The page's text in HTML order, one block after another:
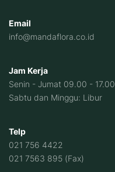
Email
info@mandaflora.co.id
Jam Kerja
Senin - Jumat 09.00 - 17.00
Sabtu dan Minggu: Libur
Telp
021 756 4422
021 7563 895 (Fax)